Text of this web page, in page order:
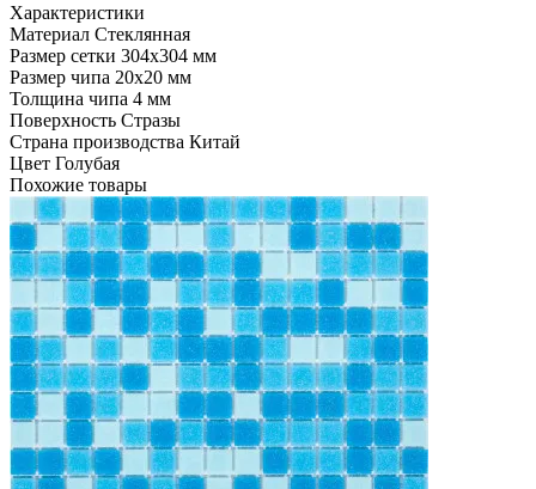
Характеристики
Материал Стеклянная
Размер сетки 304x304 мм
Размер чипа 20x20 мм
Толщина чипа 4 мм
Поверхность Стразы
Страна производства Китай
Цвет Голубая
Похожие товары